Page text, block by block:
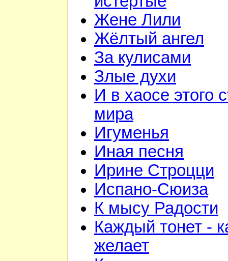
Жене Лили
Жёлтый ангел
За кулисами
Злые духи
И в хаосе этого
мира
Игуменья
Иная песня
Ирине Строцци
Испано-Сюиза
К мысу Радости
Каждый тонет -
желает